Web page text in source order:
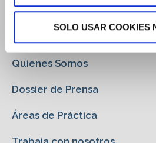
SOLO USAR COOKIES
Gabinete Jurídico
Quienes Somos
Dossier de Prensa
Áreas de Práctica